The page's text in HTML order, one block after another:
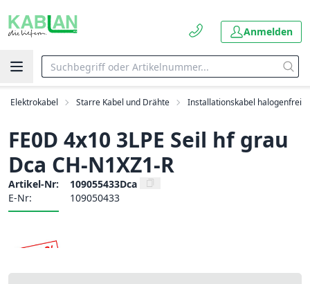
Anmelden
Elektrokabel Starre Kabel und Drähte Installationskabel halogenfrei
FE0D 4x10 3LPE Seil hf grau
Dca CH-N1XZ1-R
Artikel-Nr:
109055433Dca
E-Nr:
109050433